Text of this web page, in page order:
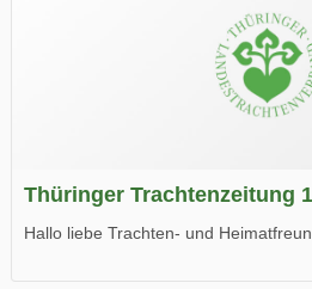
Thüringer Trachtenzeitung
Hallo liebe Trachten- und